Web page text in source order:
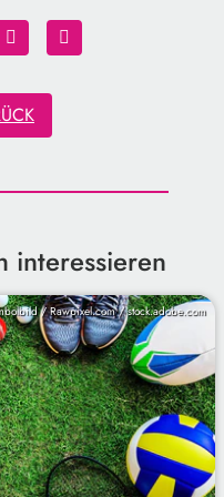
interessieren
/ Rawpixel.com / stock.adobe.com